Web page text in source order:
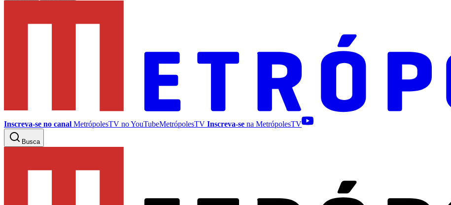
Inscreva-se no canal MetrópolesTV noYouTubeMetrópolesTV Inscreva-se na MetrópolesTV
Busca